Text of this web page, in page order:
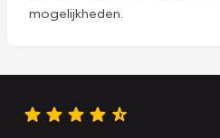
mogelijkheden.